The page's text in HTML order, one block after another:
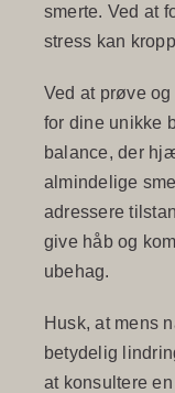
smerte. Ved at
stress kan
Ved at prøve
for dine unikke
balance, der
almindelige
adressere
give håb og
ubehag.
Husk, at mens
betydelig
at konsultere